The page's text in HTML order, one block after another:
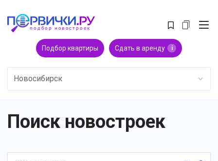
Подбор квартиры Сдать в аренду i
Новосибирск
Поиск новостроек